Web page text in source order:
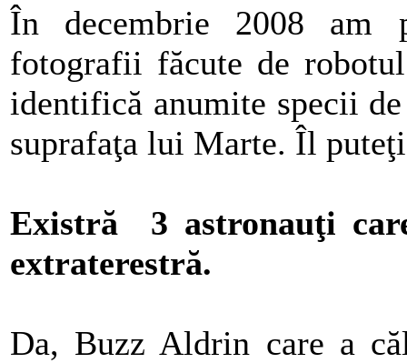
În decembrie 2008 am
fotografii făcute de
identifică anumite specii
suprafaţa lui Marte. Îl
Existră 3 astronauţi
extraterestră.
Da, Buzz Aldrin care a